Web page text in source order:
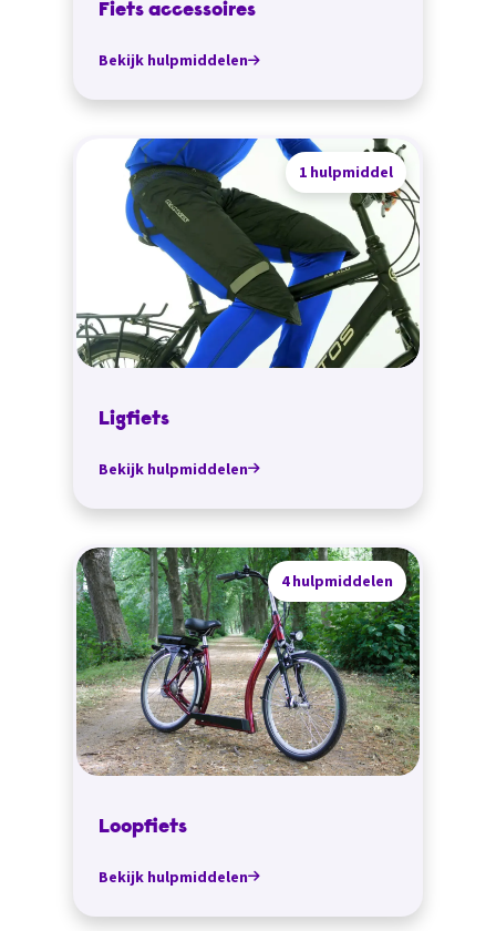
Fiets accessoires
Bekijk hulpmiddelen
1 hulpmiddel
Ligfiets
Bekijk hulpmiddelen
4 hulpmiddelen
Loopfiets
Bekijk hulpmiddelen